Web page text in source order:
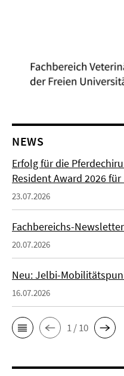
NEWS
Erfolg für die
Resident Award 2026
23.07.2026
Fachbereichs-
20.07.2026
Neu: Jelbi-
16.07.2026
1 / 10